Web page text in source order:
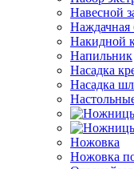
Навесной
Наждачная
Накидной
Напильник
Насадка
Насадка
Ножовка
Ножовка